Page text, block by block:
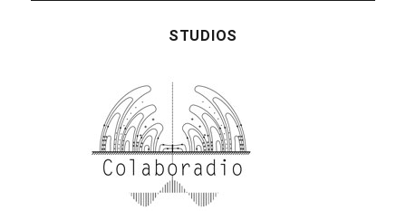
STUDIOS